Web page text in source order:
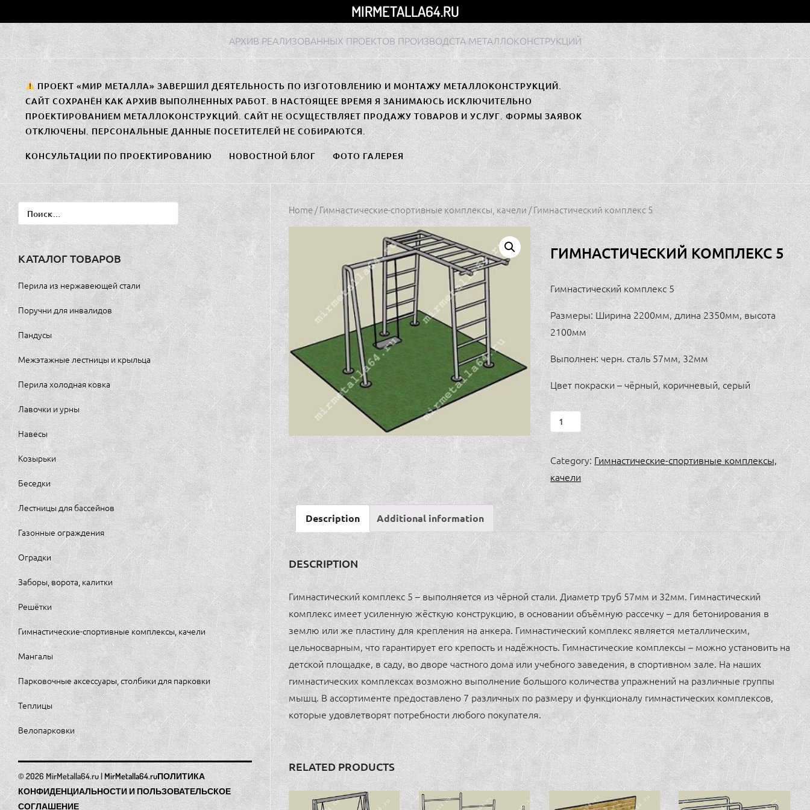
к
содержимому
MIRMETALLA64.RU
АРХИВ РЕАЛИЗОВАННЫХ ПРОЕКТОВ ПРОИЗВОДСТА МЕТАЛЛОКОНСТРУКЦИЙ
ПРОЕКТ «МИР МЕТАЛЛА» ЗАВЕРШИЛ ДЕЯТЕЛЬНОСТЬ ПО ИЗГОТОВЛЕНИЮ И МОНТАЖУ МЕТАЛЛОКОНСТРУКЦИЙ.
САЙТ СОХРАНЁН КАК АРХИВ ВЫПОЛНЕННЫХ РАБОТ. В НАСТОЯЩЕЕ ВРЕМЯ Я ЗАНИМАЮСЬ ИСКЛЮЧИТЕЛЬНО
ПРОЕКТИРОВАНИЕМ МЕТАЛЛОКОНСТРУКЦИЙ. САЙТ НЕ ОСУЩЕСТВЛЯЕТ ПРОДАЖУ ТОВАРОВ И УСЛУГ. ФОРМЫ ЗАЯВОК
ОТКЛЮЧЕНЫ. ПЕРСОНАЛЬНЫЕ ДАННЫЕ ПОСЕТИТЕЛЕЙ НЕ СОБИРАЮТСЯ.
КОНСУЛЬТАЦИИ ПО ПРОЕКТИРОВАНИЮ НОВОСТНОЙ БЛОГ ФОТО ГАЛЕРЕЯ
Home/Гимнастические-спортивные комплексы, качели/ Гимнастический комплекс 5
ГИМНАСТИЧЕСКИЙ КОМПЛЕКС 5
Гимнастический комплекс 5
Размеры: Ширина 2200мм, длина 2350мм, высота
2100мм
Выполнен: черн. сталь 57мм, 32мм
Цвет покраски – чёрный, коричневый, серый
Гимнастический
комплекс
5
quantity
Category:Гимнастические-спортивные комплексы,
качели
Description Additional information
DESCRIPTION
Гимнастический комплекс 5 – выполняется из чёрной стали. Диаметр труб 57мм и 32мм. Гимнастический
комплекс имеет усиленную жёсткую конструкцию, в основании объёмную рассечку – для бетонирования в
землю или же пластину для крепления на анкера. Гимнастический комплекс является металлическим,
цельносварным, что гарантирует его крепость и надёжность. Гимнастические комплексы – можно установить на
детской площадке, в саду, во дворе частного дома или учебного заведения, в спортивном зале. На наших
гимнастических комплексах возможно выполнение большого количества упражнений на различные группы
мышц. В ассортименте предоставлено 7 различных по размеру и функционалу гимнастических комплексов,
которые удовлетворят потребности любого покупателя.
RELATED PRODUCTS
Найти:
КАТАЛОГ ТОВАРОВ
Перила из нержавеющей стали
Поручни для инвалидов
Пандусы
Межэтажные лестницы и крыльца
Перила холодная ковка
Лавочки и урны
Навесы
Козырьки
Беседки
Лестницы для бассейнов
Газонные ограждения
Оградки
Заборы, ворота, калитки
Решётки
Гимнастические-спортивные комплексы, качели
Мангалы
Парковочные аксессуары, столбики для парковки
Теплицы
Велопарковки
MirMetalla64.ruПОЛИТИКА
КОНФИДЕНЦИАЛЬНОСТИ И ПОЛЬЗОВАТЕЛЬСКОЕ
СОГЛАШЕНИЕ